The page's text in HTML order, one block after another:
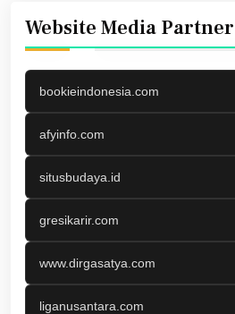
Website Media Partner
bookieindonesia.com
afyinfo.com
situsbudaya.id
gresikarir.com
www.dirgasatya.com
liganusantara.com